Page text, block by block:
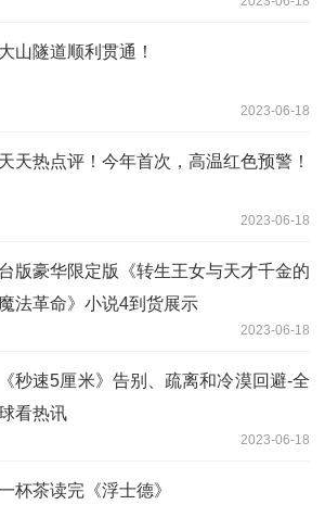
大山隧道顺利贯通！
2023-06-18
天天热点评！今年首次，高温红色预警！
2023-06-18
台版豪华限定版《转生王女与天才千金的
魔法革命》小说4到货展示
2023-06-18
《秒速5厘米》告别、疏离和冷漠回避-全
看热讯
2023-06-18
杯茶读完《浮士德》